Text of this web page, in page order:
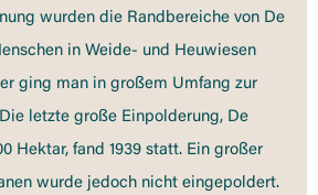
wurden die Randbereiche von De
in Weide- und Heuwiesen
ging man in großem Umfang zur
letzte große Einpolderung, De
Hektar, fand 1939 statt. Ein großer
wurde jedoch nicht eingepoldert.